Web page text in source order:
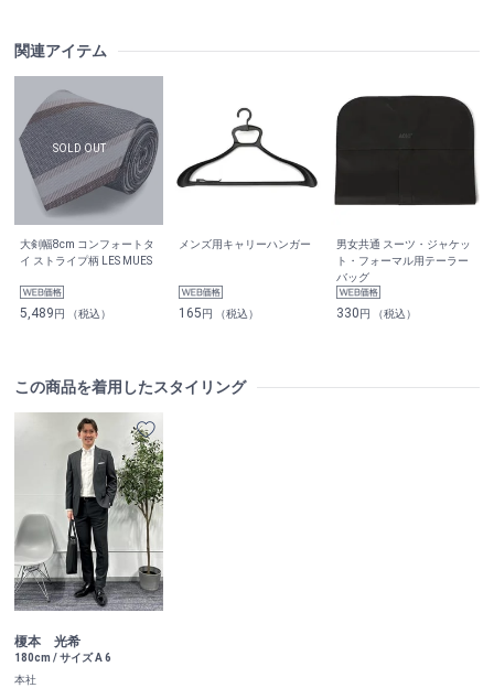
関連アイテム
大剣幅8cm コンフォートタ
イ ストライプ柄 LES MUES
5,489円 （税込）
メンズ用キャリーハンガー
165円 （税込）
男女共通 スーツ・ジャケッ
ト・フォーマル用テーラー
バッグ
330円 （税込）
この商品を着用したスタイリング
榎本 光希
180cm / サイズ A 6
本社